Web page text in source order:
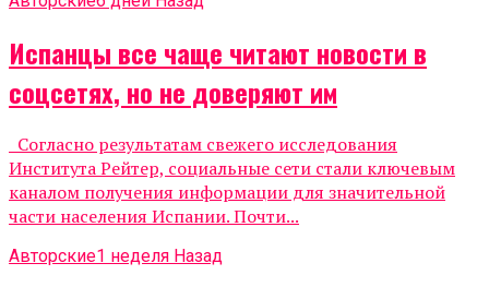
Испанцы все чаще читают новости в
соцсетях, но не доверяют им
Согласно результатам свежего исследования
Института Рейтер, социальные сети стали ключевым
каналом получения информации для значительной
части населения Испании. Почти...
Авторские1 неделя Назад